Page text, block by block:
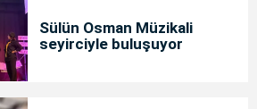
Sülün Osman Müzikali
seyirciyle buluşuyor